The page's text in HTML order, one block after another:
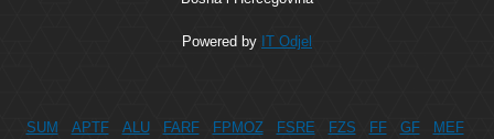
Powered by IT Odjel
SUM APTF ALU FARF FPMOZ FSRE FZS FF GF
MEF